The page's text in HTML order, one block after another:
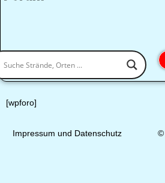
[wpforo]
Impressum und Datenschutz ©